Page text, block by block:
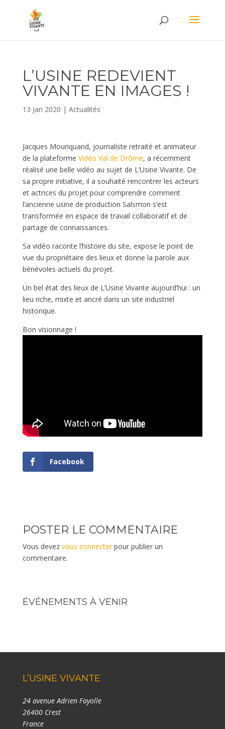
L’USINE REDEVIENT
VIVANTE EN IMAGES !
13 Jan 2020 | Actualités
Jacques Mouriquand, journaliste retraité et animateur
de la plateforme Vidéo Val de Drôme, a récemment
réalisé une belle vidéo au sujet de L’Usine Vivante. De
sa propre initiative, il a souhaité rencontrer les acteurs
et actrices du projet pour comprendre comment
l’ancienne usine de production Salsmon s’est
transformée en espace de travail collaboratif et de
partage de connaissances.
Sa vidéo raconte l’histoire du site, expose le point de
vue du propriétaire des lieux et donne la parole aux
bénévoles actuels du projet.
Un bel état des lieux de L’Usine Vivante aujourd’hui : un
lieu riche, mixte et ancré dans un site industriel
historique.
Bon visionnage !
Facebook
POSTER LE COMMENTAIRE
Vous devez vous connecterpour publier un
commentaire.
ÉVÉNEMENTS À VENIR
L’USINE VIVANTE
24 avenue Adrien Fayolle
26400 Crest
France